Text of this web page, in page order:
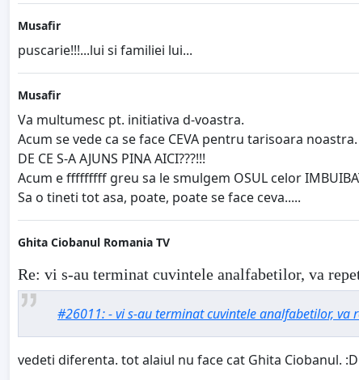
Musafir
puscarie!!!...lui si familiei lui...
Musafir
Va multumesc pt. initiativa d-voastra.
Acum se vede ca se face CEVA pentru tarisoara noastra.
DE CE S-A AJUNS PINA AICI???!!!
Acum e fffffffff greu sa le smulgem OSUL celor
Sa o tineti tot asa, poate, poate se face ceva.....
Ghita Ciobanul Romania TV
Re: vi s-au terminat cuvintele analfabetilor, va
#26011: - vi s-au terminat cuvintele analfabetilor, va
vedeti diferenta. tot alaiul nu face cat Ghita Ciobanul. :D